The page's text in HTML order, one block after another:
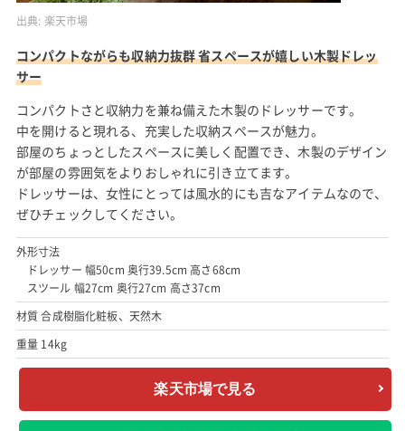
出典: 楽天市場
コンパクトながらも収納力抜群 省スペースが嬉しい木製ドレッ
サー
コンパクトさと収納力を兼ね備えた木製のドレッサーです。
中を開けると現れる、充実した収納スペースが魅力。
部屋のちょっとしたスペースに美しく配置でき、木製のデザイン
が部屋の雰囲気をよりおしゃれに引き立てます。
ドレッサーは、女性にとっては風水的にも吉なアイテムなので、
ぜひチェックしてください。
外形寸法
ドレッサー 幅50cm 奥行39.5cm 高さ68cm
スツール 幅27cm 奥行27cm 高さ37cm
材質 合成樹脂化粧板、天然木
重量 14kg
楽天市場で見る